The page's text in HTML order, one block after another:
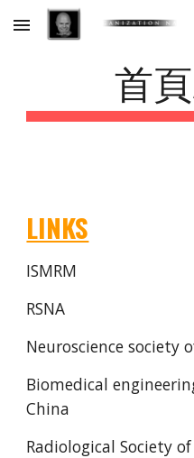
Skip to main content
首頁
LINKS
ISMRM
RSNA
Neuroscience society
Biomedical
China
Radiological Society